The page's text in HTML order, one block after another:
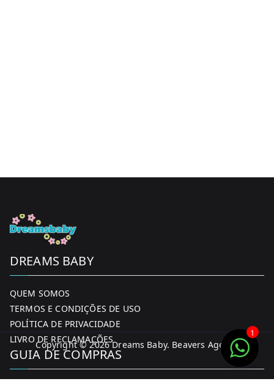
DREAMS BABY
QUEM SOMOS
TERMOS E CONDIÇÕES DE USO
POLÍTICA DE PRIVACIDADE
LIVRO DE RECLAMAÇÕES
GUIA DE COMPRAS
Copyright © 2026Dreams Baby. Beavers Agency
1